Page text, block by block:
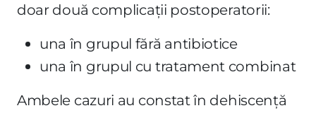
doar două complicații postoperatorii:
una în grupul fără antibiotice
una în grupul cu tratament combinat
Ambele cazuri au constat în dehiscență